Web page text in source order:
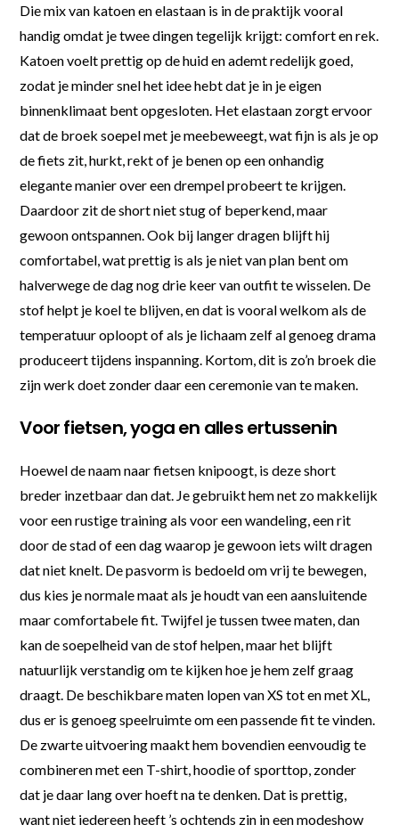
Die mix van katoen en elastaan is in de praktijk vooral
handig omdat je twee dingen tegelijk krijgt: comfort en rek.
Katoen voelt prettig op de huid en ademt redelijk goed,
zodat je minder snel het idee hebt dat je in je eigen
binnenklimaat bent opgesloten. Het elastaan zorgt ervoor
dat de broek soepel met je meebeweegt, wat fijn is als je op
de fiets zit, hurkt, rekt of je benen op een onhandig
elegante manier over een drempel probeert te krijgen.
Daardoor zit de short niet stug of beperkend, maar
gewoon ontspannen. Ook bij langer dragen blijft hij
comfortabel, wat prettig is als je niet van plan bent om
halverwege de dag nog drie keer van outfit te wisselen. De
stof helpt je koel te blijven, en dat is vooral welkom als de
temperatuur oploopt of als je lichaam zelf al genoeg drama
produceert tijdens inspanning. Kortom, dit is zo’n broek die
zijn werk doet zonder daar een ceremonie van te maken.
Voor fietsen, yoga en alles ertussenin
Hoewel de naam naar fietsen knipoogt, is deze short
breder inzetbaar dan dat. Je gebruikt hem net zo makkelijk
voor een rustige training als voor een wandeling, een rit
door de stad of een dag waarop je gewoon iets wilt dragen
dat niet knelt. De pasvorm is bedoeld om vrij te bewegen,
dus kies je normale maat als je houdt van een aansluitende
maar comfortabele fit. Twijfel je tussen twee maten, dan
kan de soepelheid van de stof helpen, maar het blijft
natuurlijk verstandig om te kijken hoe je hem zelf graag
draagt. De beschikbare maten lopen van XS tot en met XL,
dus er is genoeg speelruimte om een passende fit te vinden.
De zwarte uitvoering maakt hem bovendien eenvoudig te
combineren met een T-shirt, hoodie of sporttop, zonder
dat je daar lang over hoeft na te denken. Dat is prettig,
want niet iedereen heeft ’s ochtends zin in een modeshow